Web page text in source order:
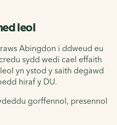
leol
Abingdon i ddweud eu
sydd wedi cael effaith
yn ystod y saith degawd
hiraf y DU.
gorffennol, presennol